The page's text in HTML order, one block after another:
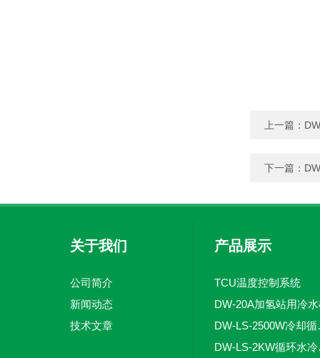
上一篇：
下一篇：
关于我们
公司简介
新闻动态
技术文章
产品展示
TCU温度控制系统
DW-20A加氢站用冷
DW-